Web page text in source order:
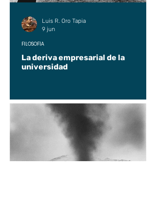
La deriva empresarial de la
universidad
FILOSOFÍA
Luis R. Oro Tapia
9 jun